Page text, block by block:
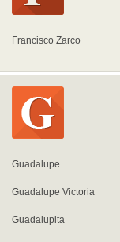
Francisco Zarco
Guadalupe
Guadalupe Victoria
Guadalupita